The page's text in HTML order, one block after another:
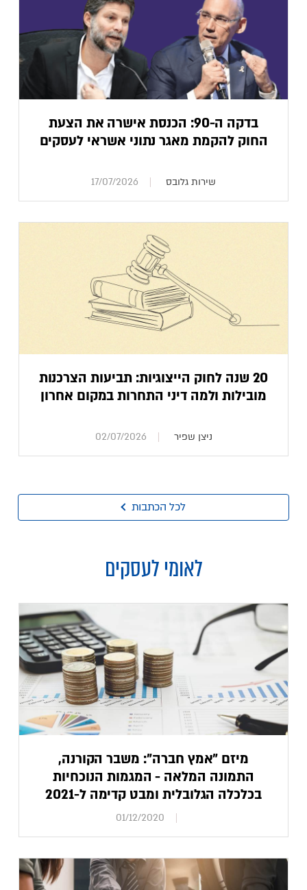
בדקה ה-90: הכנסת אישרה את הצעת
החוק להקמת מאגר נתוני אשראי לעסקים
שירות גלובס 17/07/2026
20 שנה לחוק הייצוגיות: תביעות הצרכנות
מובילות ולמה דיני התחרות במקום אחרון
ניצן שפיר 02/07/2026
לכל הכתבות
לאומי לעסקים
מיזם "אמץ חברה": משבר הקורנה,
התמונה המלאה - המגמות הנוכחיות
בכלכלה הגלובלית ומבט קדימה ל-2021
01/12/2020